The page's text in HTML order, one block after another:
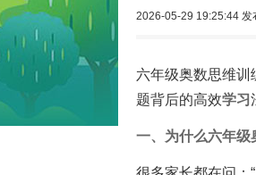
2026-05-29 19:25:44 发
六年级奥数思维
题背后的高效学习
一、为什么六年级